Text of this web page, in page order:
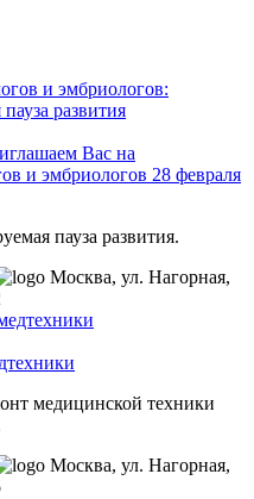
Вас на
и эмбриологов 28 февраля
пауза развития.
Москва, ул. Нагорная,
медицинской техники
Москва, ул. Нагорная,